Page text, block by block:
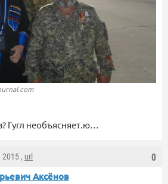
Гугл необъясняет.ю…
0
, url
Аксёнов